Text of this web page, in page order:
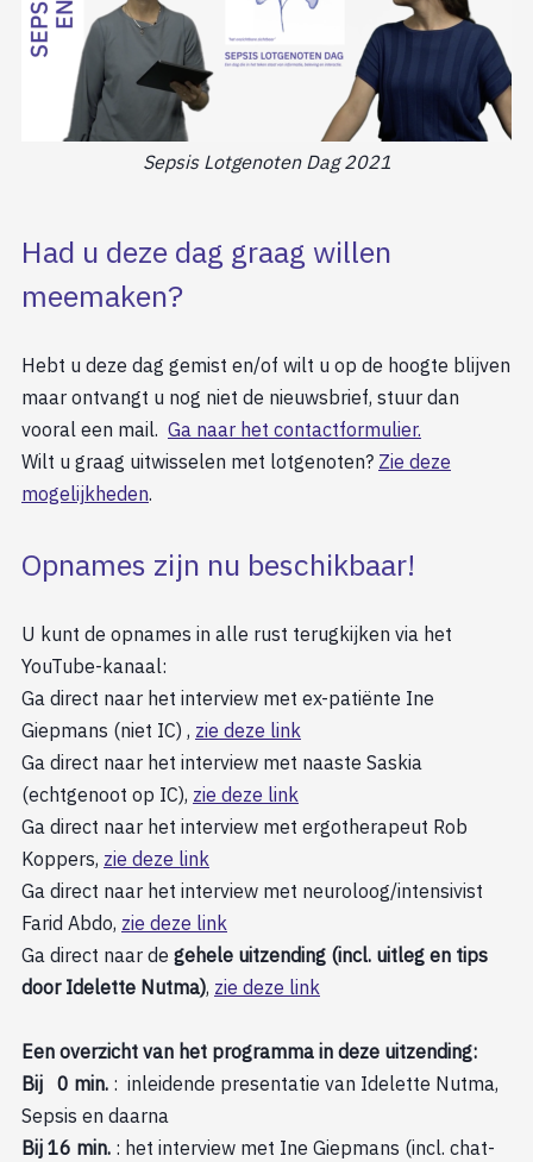
Sepsis Lotgenoten Dag 2021
Had u deze dag graag willen
meemaken?
Hebt u deze dag gemist en/of wilt u op de hoogte blijven
maar ontvangt u nog niet de nieuwsbrief, stuur dan
vooral een mail. Ga naar het contactformulier.
Wilt u graag uitwisselen met lotgenoten? Zie deze
mogelijkheden.
Opnames zijn nu beschikbaar!
U kunt de opnames in alle rust terugkijken via het
YouTube-kanaal:
Ga direct naar het interview met ex-patiënte Ine
Giepmans (niet IC) , zie deze link
Ga direct naar het interview met naaste Saskia
(echtgenoot op IC), zie deze link
Ga direct naar het interview met ergotherapeut Rob
Koppers, zie deze link
Ga direct naar het interview met neuroloog/intensivist
Farid Abdo, zie deze link
Ga direct naar de gehele uitzending (incl. uitleg en tips
door Idelette Nutma), zie deze link
Een overzicht van het programma in deze uitzending:
Bij 0 min. : inleidende presentatie van Idelette Nutma,
Sepsis en daarna
Bij 16 min. : het interview met Ine Giepmans (incl. chat-